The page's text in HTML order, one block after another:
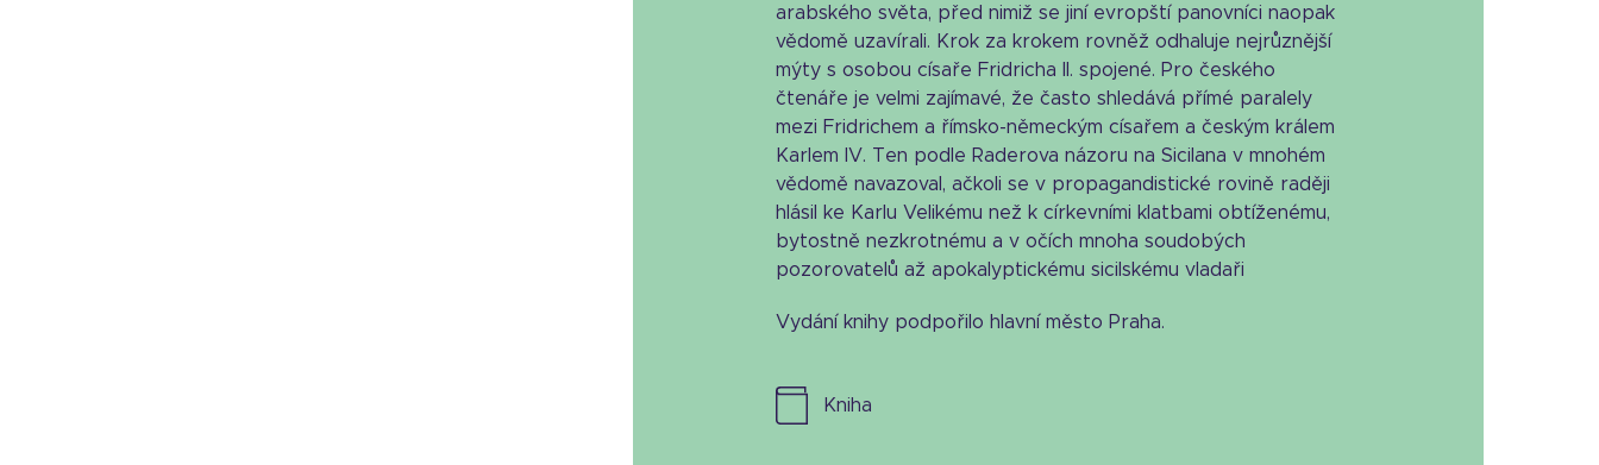
arabského světa, před nimiž se jiní evropští panovníci naopak
vědomě uzavírali. Krok za krokem rovněž odhaluje nejrůznější
mýty s osobou císaře Fridricha II. spojené. Pro českého
čtenáře je velmi zajímavé, že často shledává přímé paralely
mezi Fridrichem a římsko-německým císařem a českým králem
Karlem IV. Ten podle Raderova názoru na Sicilana v mnohém
vědomě navazoval, ačkoli se v propagandistické rovině raději
hlásil ke Karlu Velikému než k církevními klatbami obtíženému,
bytostně nezkrotnému a v očích mnoha soudobých
pozorovatelů až apokalyptickému sicilskému vladaři
Vydání knihy podpořilo hlavní město Praha.
kniha